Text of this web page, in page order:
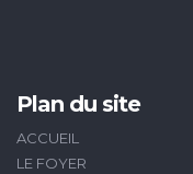
Plan du site
ACCUEIL
LE FOYER